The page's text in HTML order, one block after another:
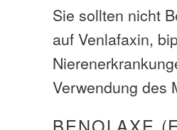
Sie sollten nicht
auf Venlafaxin,
Verwendung des